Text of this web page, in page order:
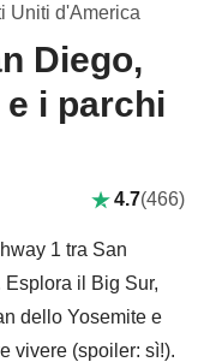
Uniti d'America
Diego,
i parchi
4.7(466)
1 tra San
il Big Sur,
dello Yosemite e
vivere (spoiler: sì!).